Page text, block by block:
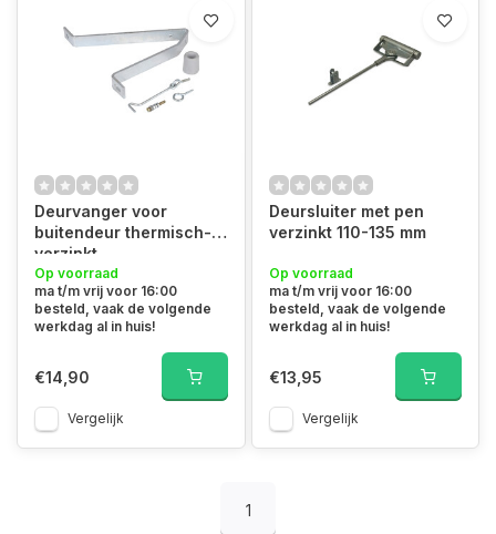
Deurvanger voor
buitendeur thermisch-
verzinkt
Op voorraad
ma t/m vrij voor 16:00
besteld, vaak de volgende
werkdag al in huis!
€14,90
Vergelijk
Deursluiter met pen
verzinkt 110-135 mm
Op voorraad
ma t/m vrij voor 16:00
besteld, vaak de volgende
werkdag al in huis!
€13,95
Vergelijk
1